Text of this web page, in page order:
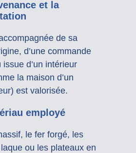
et la
de sa
d’une commande
d’un intérieur
la maison d’un
est valorisée.
employé
le fer forgé, les
ou les plateaux en